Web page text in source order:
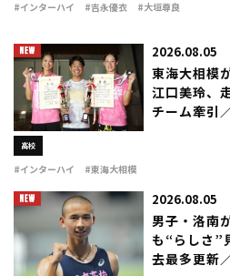
#インターハイ #吉永優衣 #大垣尊良
高校
2026.08.05
東海大相模
江口美玲、
チーム牽引
#インターハイ #東海大相模
2026.08.05
男子・洛南
も“らしさ”
去最多更新